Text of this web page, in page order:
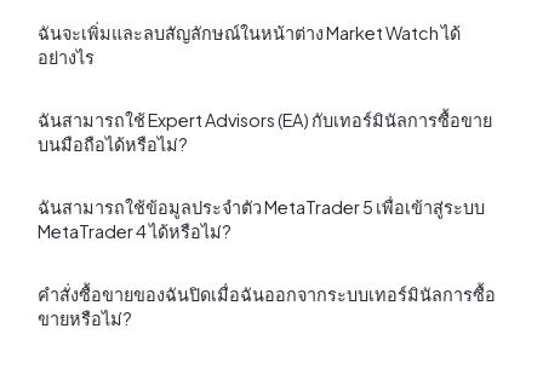
ฉันจะเพิ่มและลบสัญลักษณ์ในหน้าต่าง Market Watch ได้
อย่างไร
ฉันสามารถใช้ Expert Advisors (EA) กับเทอร์มินัลการซื้อขาย
บนมือถือได้หรือไม่?
ฉันสามารถใช้ข้อมูลประจําตัว MetaTrader 5 เพื่อเข้าสู่ระบบ
MetaTrader 4 ได้หรือไม่?
คําสั่งซื้อขายของฉันปิดเมื่อฉันออกจากระบบเทอร์มินัลการซื้อ
ขายหรือไม่?